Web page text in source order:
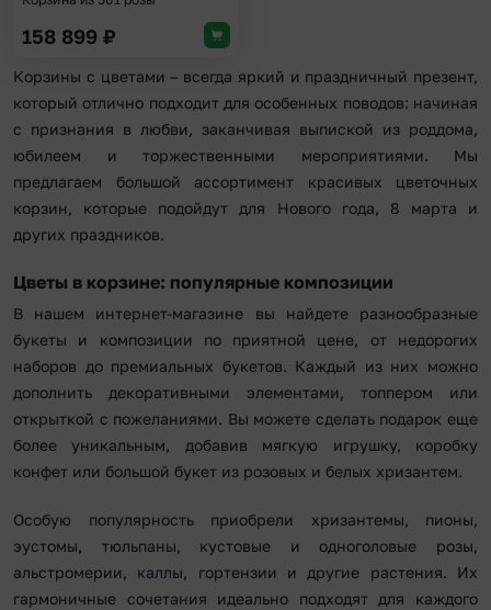
158 899 ₽
Корзины с цветами – всегда яркий и праздничный презент,
который отлично подходит для особенных поводов: начиная
с признания в любви, заканчивая выпиской из роддома,
юбилеем и торжественными мероприятиями. Мы
предлагаем большой ассортимент красивых цветочных
корзин, которые подойдут для Нового года, 8 марта и
других праздников.
Цветы в корзине: популярные композиции
В нашем интернет-магазине вы найдете разнообразные
букеты и композиции по приятной цене, от недорогих
наборов до премиальных букетов. Каждый из них можно
дополнить декоративными элементами, топпером или
открыткой с пожеланиями. Вы можете сделать подарок еще
более уникальным, добавив мягкую игрушку, коробку
конфет или большой букет из розовых и белых хризантем.
Особую популярность приобрели хризантемы, пионы,
эустомы, тюльпаны, кустовые и одноголовые розы,
альстромерии, каллы, гортензии и другие растения. Их
гармоничные сочетания идеально подходят для каждого